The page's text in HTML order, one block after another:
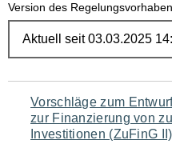
Version des
Navigation
für
Vorschläge zum
zur Finanzierung von
Investitionen (ZuFinG II)